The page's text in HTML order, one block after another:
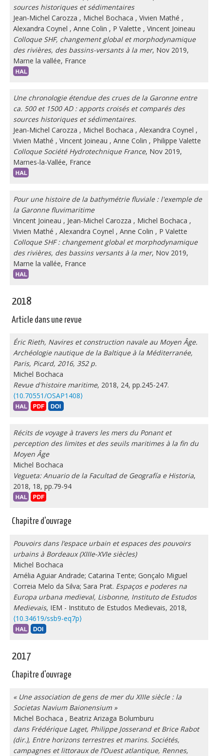
sources historiques et sédimentaires
Jean-Michel Carozza , Michel Bochaca , Vivien Mathé ,
Alexandra Coynel , Anne Colin , P Valette , Vincent Joineau
Colloque SHF, changement global et morphodynamique
des rivières, des bassins-versants à la mer, Nov 2019,
Marne la vallée, France
Une chronologie étendue des crues de la Garonne entre
ca. 500 et 1500 AD : apports croisés et comparés des
sources historiques et sédimentaires.
Jean-Michel Carozza , Michel Bochaca , Alexandra Coynel ,
Vivien Mathé , Vincent Joineau , Anne Colin , Philippe Valette
Colloque Société Hydrotechnique France, Nov 2019,
Marnes-la-Vallée, France
Pour une histoire de la bathymétrie fluviale : l'exemple de
la Garonne fluvimaritime
Vincent Joineau , Jean-Michel Carozza , Michel Bochaca ,
Vivien Mathé , Alexandra Coynel , Anne Colin , P Valette
Colloque SHF : changement global et morphodynamique
des rivières, des bassins versants à la mer, Nov 2019,
Marne la vallée, France
2018
Article dans une revue
Éric Rieth, Navires et construction navale au Moyen Âge.
Archéologie nautique de la Baltique à la Méditerranée,
Paris, Picard, 2016, 352 p.
Michel Bochaca
Revue d'histoire maritime, 2018, 24, pp.245-247.
⟨10.70551/OSAP1408⟩
Récits de voyage à travers les mers du Ponant et
perception des limites et des seuils maritimes à la fin du
Moyen Âge
Michel Bochaca
Vegueta: Anuario de la Facultad de Geografía e Historia,
2018, 18, pp.79-94
Chapitre d'ouvrage
Pouvoirs dans l’espace urbain et espaces des pouvoirs
urbains à Bordeaux (XIIIe-XVIe siècles)
Michel Bochaca
Amélia Aguiar Andrade; Catarina Tente; Gonçalo Miguel
Correia Melo da Silva; Sara Prat. Espaços e poderes na
Europa urbana medieval, Lisbonne, Instituto de Estudos
Medievais, IEM - Instituto de Estudos Medievais, 2018,
⟨10.34619/ssb9-eq7p⟩
2017
Chapitre d'ouvrage
« Une association de gens de mer du XIIIe siècle : la
Societas Navium Baionensium »
Michel Bochaca , Beatriz Arizaga Bolumburu
dans Frédérique Laget, Philippe Josserand et Brice Rabot
(dir.), Entre horizons terrestres et marins. Sociétés,
campagnes et littoraux de l’Ouest atlantique, Rennes,